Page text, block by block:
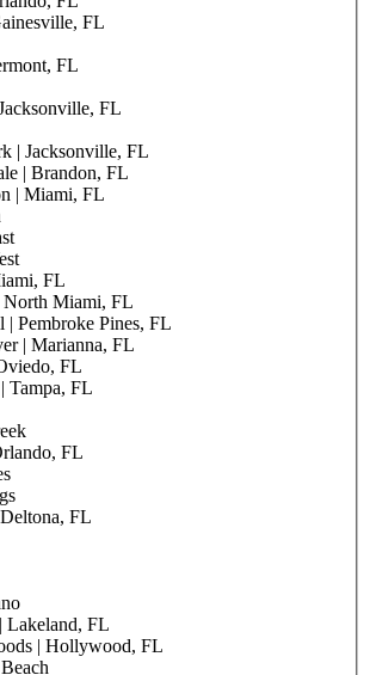
FL
FL
FL
| Jacksonville, FL
| Brandon, FL
| Miami, FL
FL
North Miami, FL
| Pembroke Pines, FL
| Marianna, FL
FL
Tampa, FL
FL
FL
Lakeland, FL
| Hollywood, FL